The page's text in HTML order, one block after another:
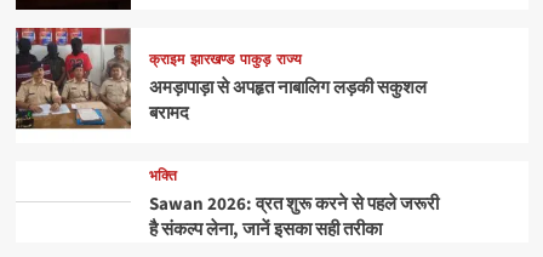
क्राइम झारखण्ड पाकुड़ राज्य
अमड़ापाड़ा से अपहृत नाबालिग लड़की सकुशल
बरामद
भक्ति
Sawan 2026: व्रत शुरू करने से पहले जरूरी
है संकल्प लेना, जानें इसका सही तरीका